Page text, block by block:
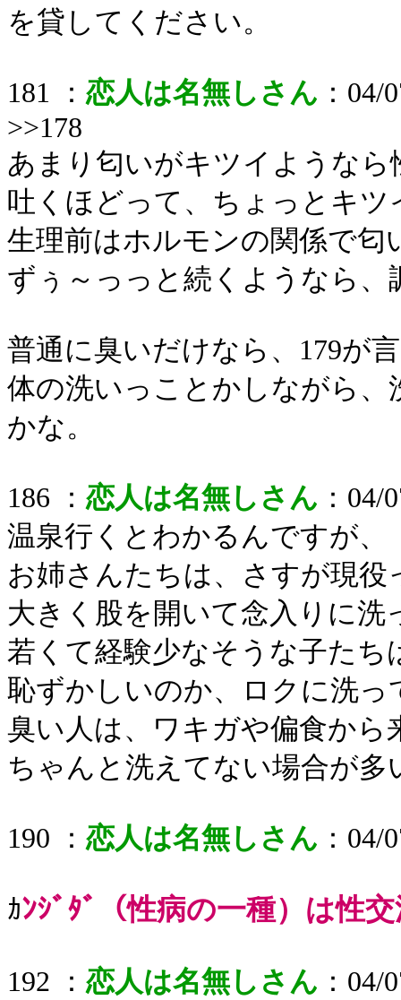
を貸してください。
181 ： 恋人は名無しさん ：04/
>>178
あまり匂いがキツイような
吐くほどって、ちょっとキツ
生理前はホルモンの関係で
ずぅ～っっと続くようなら
普通に臭いだけなら、179が
体の洗いっことかしながら
かな。
186 ： 恋人は名無しさん ：04/
温泉行くとわかるんですが、
お姉さんたちは、さすが現役
大きく股を開いて念入りに洗
若くて経験少なそうな子たち
恥ずかしいのか、ロクに洗っ
臭い人は、ワキガや偏食から
ちゃんと洗えてない場合が
190 ： 恋人は名無しさん ：04/
ｶﾝｼﾞﾀﾞ（性病の一種）は性
192 ： 恋人は名無しさん ：04/